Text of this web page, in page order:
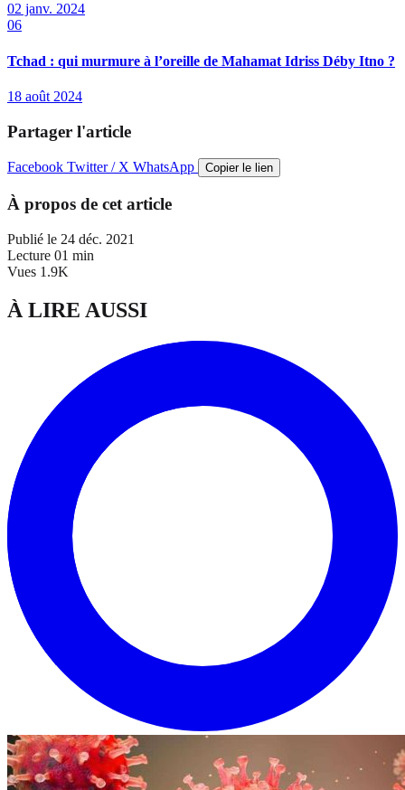
02 janv. 2024
06
Tchad : qui murmure à l’oreille de Mahamat Idriss Déby Itno ?
18 août 2024
Partager l'article
Facebook Twitter / X WhatsApp Copier le lien
À propos de cet article
Publié le 24 déc. 2021
Lecture 01 min
Vues 1.9K
À LIRE AUSSI